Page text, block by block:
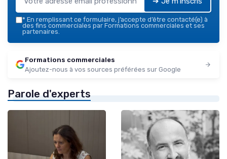
* En remplissant ce formulaire, j’accepte d’être contacté(e) à
des fins commerciales par Formations commerciales et ses
partenaires.
Formations commerciales
Ajoutez-nous à vos sources préférées sur Google
Parole d'experts